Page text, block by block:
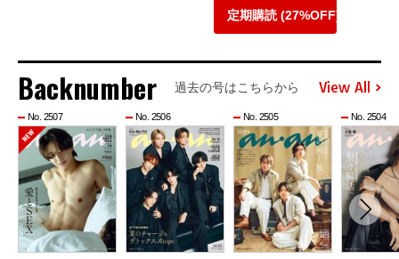
定期購読 (27%OFF)
Backnumber 過去の号はこちらから View All
No. 2507 No. 2506 No. 2505 No. 2504